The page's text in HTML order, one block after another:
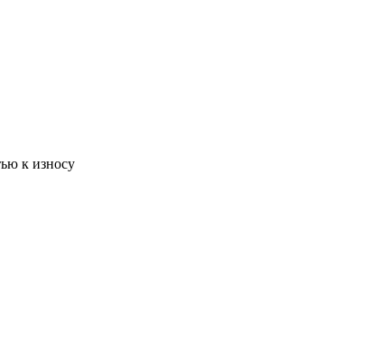
к износу